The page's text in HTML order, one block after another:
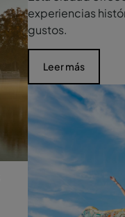
experiencias
gustos.
Leer más